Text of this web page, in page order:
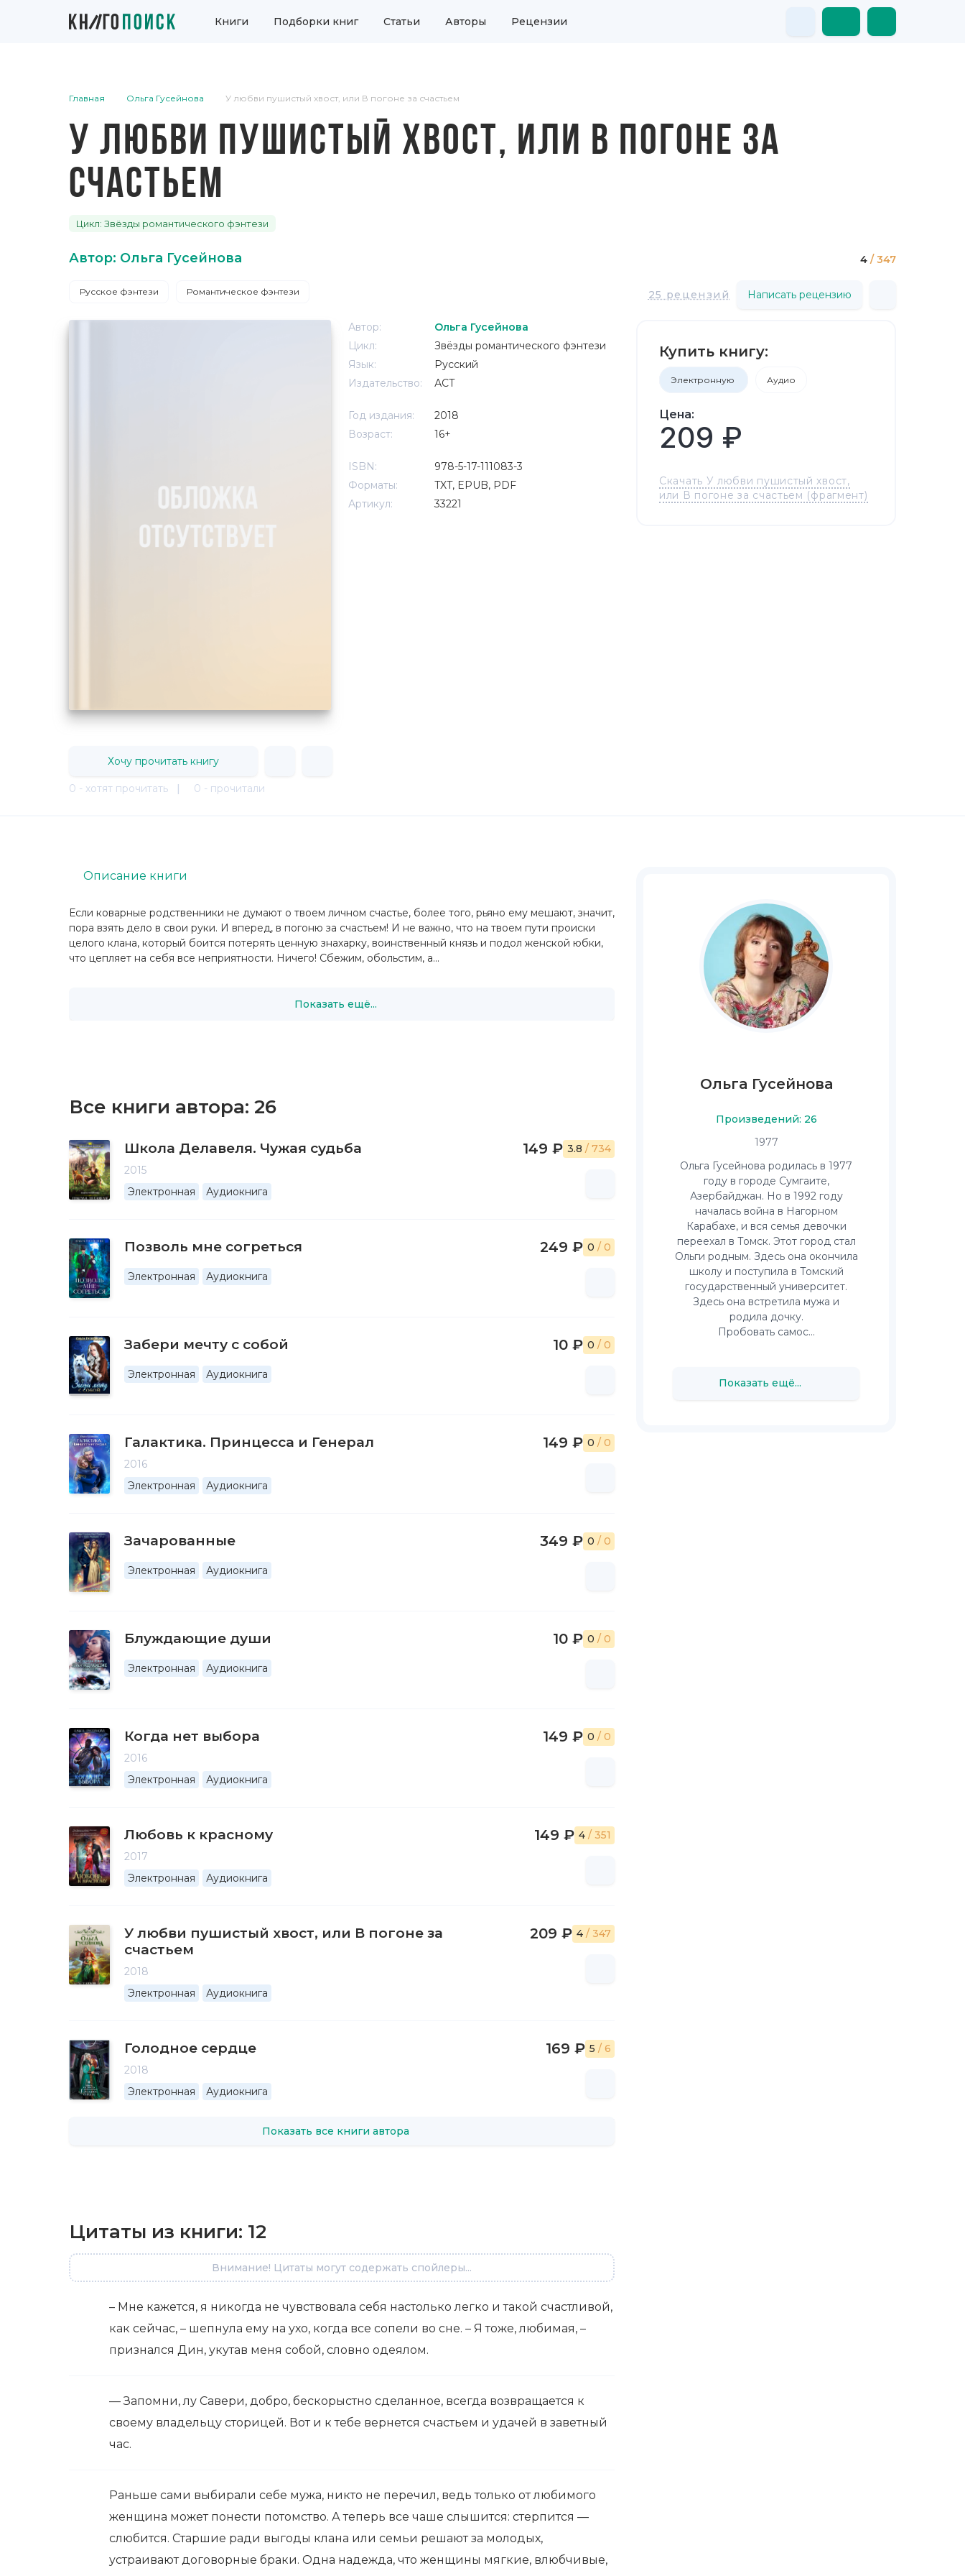
Книги Подборки книг Статьи Авторы Рецензии
Главная Ольга Гусейнова У любви пушистый хвост, или В погоне за счастьем
У ЛЮБВИ ПУШИСТЫЙ ХВОСТ, ИЛИ В ПОГОНЕ ЗА
СЧАСТЬЕМ
Цикл: Звёзды романтического фэнтези
Автор: Ольга Гусейнова 4 / 347
Русское фэнтези Романтическое фэнтези 25 рецензий Написать рецензию
Автор:
Ольга Гусейнова
Цикл:
Звёзды романтического фэнтези
Язык:
Русский
Издательство:
АСТ
Год издания:
2018
Возраст:
16+
ISBN:
978-5-17-111083-3
Форматы:
TXT, EPUB, PDF
Артикул:
33221
Купить книгу:
Электронную Аудио
Цена:
209 ₽
Скачать У любви пушистый хвост,
или В погоне за счастьем (фрагмент)
Хочу прочитать книгу
0 - хотят прочитать | 0 - прочитали
Если коварные родственники не думают о твоем личном счастье, более того, рьяно ему мешают, значит,
пора взять дело в свои руки. И вперед, в погоню за счастьем! И не важно, что на твоем пути происки
целого клана, который боится потерять ценную знахарку, воинственный князь и подол женской юбки,
что цепляет на себя все неприятности. Ничего! Сбежим, обольстим, а...
Показать ещё...
Описание книги
Все книги автора: 26
Школа Делавеля. Чужая судьба
2015
Электронная
Аудиокнига
149 ₽ 3.8 / 734
Позволь мне согреться
Электронная Аудиокнига
249 ₽ 0 / 0
Забери мечту с собой
Электронная Аудиокнига
10 ₽ 0 / 0
Галактика. Принцесса и Генерал
2016
Электронная
Аудиокнига
149 ₽ 0 / 0
Зачарованные
Электронная Аудиокнига
349 ₽ 0 / 0
Блуждающие души
Электронная Аудиокнига
10 ₽ 0 / 0
Когда нет выбора
2016
Электронная
Аудиокнига
149 ₽ 0 / 0
Любовь к красному
2017
Электронная
Аудиокнига
149 ₽ 4 / 351
У любви пушистый хвост, или В погоне за
счастьем
2018
Электронная
Аудиокнига
209 ₽ 4 / 347
Голодное сердце
2018
Электронная
Аудиокнига
169 ₽ 5 / 6
Показать все книги автора
Цитаты из книги: 12
Внимание! Цитаты могут содержать спойлеры...
– Мне кажется, я никогда не чувствовала себя настолько легко и такой счастливой,
как сейчас, – шепнула ему на ухо, когда все сопели во сне. – Я тоже, любимая, –
признался Дин, укутав меня собой, словно одеялом.
— Запомни, лу Савери, добро, бескорыстно сделанное, всегда возвращается к
своему владельцу сторицей. Вот и к тебе вернется счастьем и удачей в заветный
час.
Раньше сами выбирали себе мужа, никто не перечил, ведь только от любимого
женщина может понести потомство. А теперь все чаше слышится: стерпится —
слюбится. Старшие ради выгоды клана или семьи решают за молодых,
устраивают договорные браки. Одна надежда, что женщины мягкие, влюбчивые,
Ольга Гусейнова
Произведений: 26
1977
Ольга Гусейнова родилась в 1977
году в городе Сумгаите,
Азербайджан. Но в 1992 году
началась война в Нагорном
Карабахе, и вся семья девочки
переехал в Томск. Этот город стал
Ольги родным. Здесь она окончила
школу и поступила в Томский
государственный университет.
Здесь она встретила мужа и
родила дочку.
Пробовать самос...
Показать ещё...